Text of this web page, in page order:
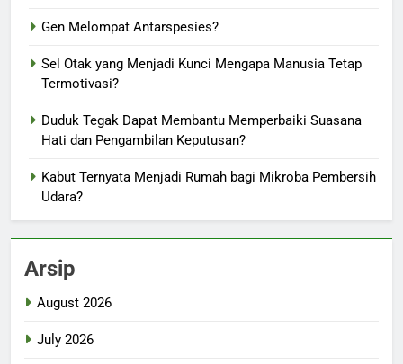
Gen Melompat Antarspesies?
Sel Otak yang Menjadi Kunci Mengapa Manusia Tetap
Termotivasi?
Duduk Tegak Dapat Membantu Memperbaiki Suasana
Hati dan Pengambilan Keputusan?
Kabut Ternyata Menjadi Rumah bagi Mikroba Pembersih
Udara?
Arsip
August 2026
July 2026